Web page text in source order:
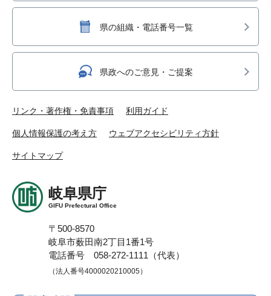
県の組織・電話番号一覧
県政へのご意見・ご提案
リンク・著作権・免責事項 利用ガイド
個人情報保護の考え方 ウェブアクセシビリティ方針
サイトマップ
岐阜県庁
GIFU Prefectural Office
〒500-8570
岐阜市薮田南2丁目1番1号
電話番号 058-272-1111（代表）
（法人番号4000020210005）